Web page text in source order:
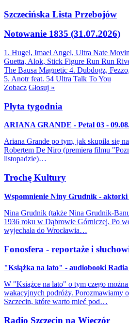
Szczecińska Lista Przebojów
Notowanie 1835 (31.07.2026)
1. Hugel, Imael Angel, Ultra Nate
Guetta, Alok, Stick Figure Run Run
The Bausa Magnetic 4. Dubdogz,
5. Anotr feat. 54 Ultra Talk To You
Zobacz Głosuj »
Płyta tygodnia
ARIANA GRANDE - Petal 03 -
Ariana Grande po tym, jak skupiła się
Robertem De Niro (premiera filmu
listopadzie)…
Trochę Kultury
Wspomnienie Niny Grudnik - aktorki
Nina Grudnik (także Nina Grudnik-
1936 roku w Dąbrowie Górniczej. Po
wyjechała do Wrocławia…
Fonosfera - reportaże i
"Książka na lato" - audiobooki Radia
W "Książce na lato" o tym czego można
wakacyjnych podróży. Porozmawiamy
Szczecin, które warto mieć pod…
Radio Szczecin na Wieczór